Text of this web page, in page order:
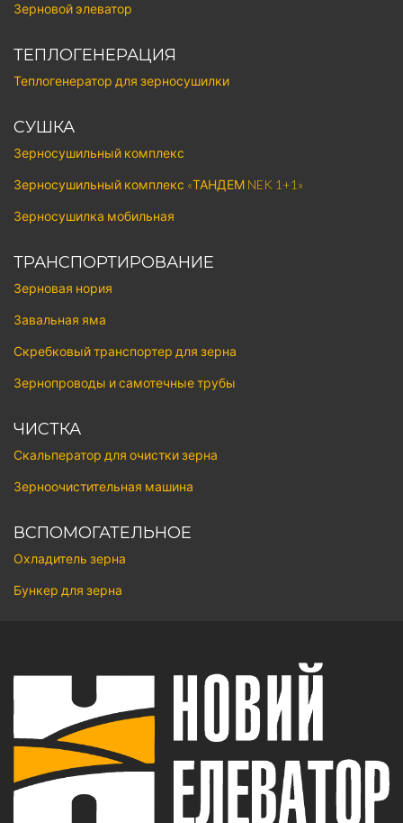
Зерновой элеватор
ТЕПЛОГЕНЕРАЦИЯ
Теплогенератор для зерносушилки
СУШКА
Зерносушильный комплекс
Зерносушильный комплекс «ТАНДЕМ NEK 1+1»
Зерносушилка мобильная
ТРАНСПОРТИРОВАНИЕ
Зерновая нория
Завальная яма
Скребковый транспортер для зерна
Зернопроводы и самотечные трубы
ЧИСТКА
Скальператор для очистки зерна
Зерноочистительная машина
ВСПОМОГАТЕЛЬНОЕ
Охладитель зерна
Бункер для зерна